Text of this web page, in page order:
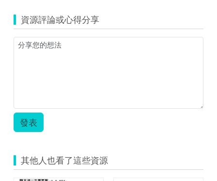
201
觸
資源評論或心得分享
發表
其他人也看了這些資源